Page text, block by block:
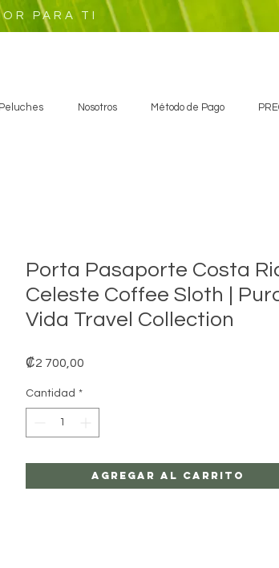
PARA TI
Peluches Nosotros Método de Pago
Porta Pasaporte Costa
Celeste Coffee Sloth |
Vida Travel Collection
₡2 700,00
Cantidad *
Agregar al carrito